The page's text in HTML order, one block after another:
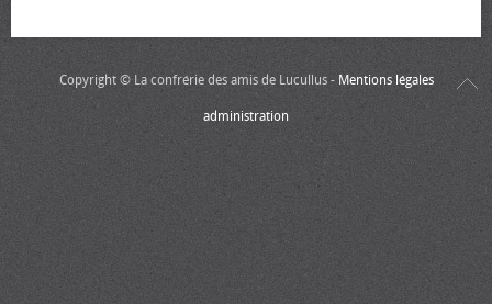
Copyright © La confrérie des amis de Lucullus - Mentions légales
administration